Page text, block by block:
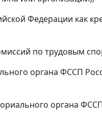
Федерации как
по трудовым
органа ФССП
органа